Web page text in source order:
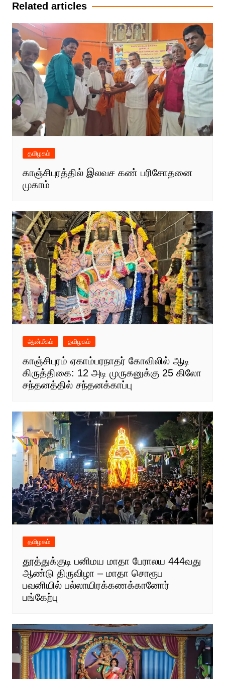
Related articles
தமிழகம்
காஞ்சிபுரத்தில் இலவச கண் பரிசோதனை
முகாம்
ஆன்மீகம் தமிழகம்
காஞ்சிபுரம் ஏகாம்பரநாதர் கோவிலில் ஆடி
கிருத்திகை: 12 அடி முருகனுக்கு 25 கிலோ
சந்தனத்தில் சந்தனக்காப்பு
தமிழகம்
தூத்துக்குடி பனிமய மாதா பேராலய 444வது
ஆண்டு திருவிழா – மாதா சொரூப
பவனியில் பல்லாயிரக்கணக்கானோர்
பங்கேற்பு